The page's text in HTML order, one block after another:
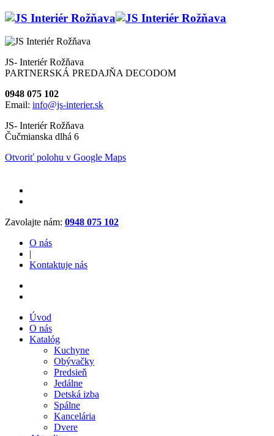
JS- Interiér Rožňava
PARTNERSKÁ PREDAJŇA DECODOM
0948 075 102
Email: info@js-interier.sk
JS- Interiér Rožňava
Čučmianska dlhá 6
Otvoriť polohu v Google Maps
Zavolajte nám: 0948 075 102
O nás
|
Kontaktuje nás
Úvod
O nás
Katalóg
Kuchyne
Obývačky
Predsieň
Jedálne
Detská izba
Spálne
Kancelária
Dvere